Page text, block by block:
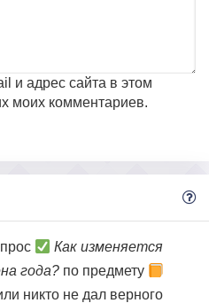
и адрес сайта в этом
моих комментариев.
Как изменяется
года? по предмету
никто не дал верного